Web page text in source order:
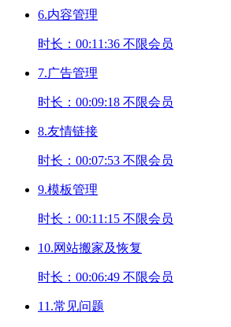
6.内容管理
时长：00:11:36 不限会员
7.广告管理
时长：00:09:18 不限会员
8.友情链接
时长：00:07:53 不限会员
9.模板管理
时长：00:11:15 不限会员
10.网站搬家及恢复
时长：00:06:49 不限会员
11.常见问题